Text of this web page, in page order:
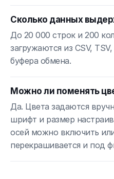
Сколько данных
До 20 000 строк и 200
загружаются из CSV,
буфера обмена.
Можно ли поменять
Да. Цвета задаются
шрифт и размер
осей можно включить
перекрашивается и под